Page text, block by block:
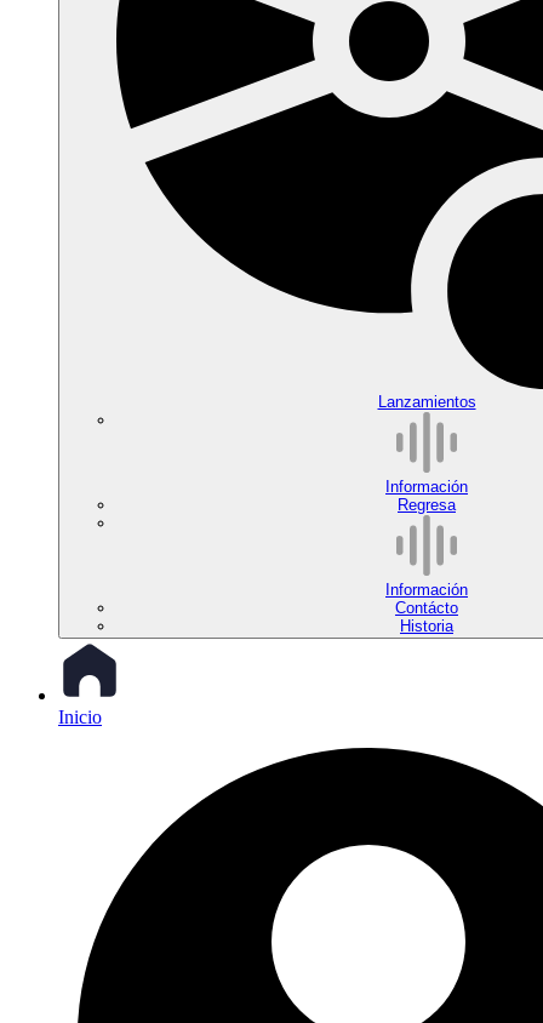
Lanzamientos
Información
Regresa
Información
Contácto
Historia
Inicio